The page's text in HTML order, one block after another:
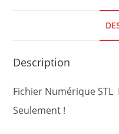
Description
Fichier Numérique
Seulement !